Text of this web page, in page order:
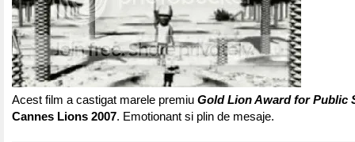
Acest film a castigat marele premiu Gold Lion Award for Public
Cannes Lions 2007. Emotionant si plin de mesaje.